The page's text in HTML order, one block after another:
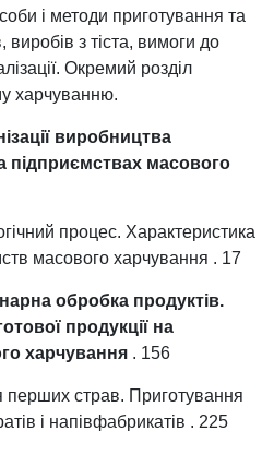
і методи приготування та
з тіста, вимоги до
Окремий розділ
харчуванню.
виробництва
підприємствах масового
процес. Характеристика
масового харчування . 17
обробка продуктів.
продукції на
харчування . 156
перших страв. Приготування
і напівфабрикатів . 225